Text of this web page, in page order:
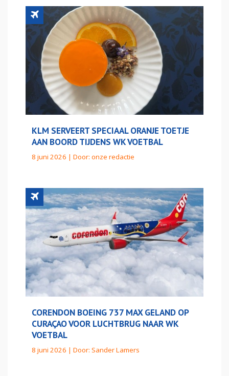
KLM SERVEERT SPECIAAL ORANJE TOETJE
AAN BOORD TIJDENS WK VOETBAL
8 juni 2026 | Door: onze redactie
CORENDON BOEING 737 MAX GELAND OP
CURAÇAO VOOR LUCHTBRUG NAAR WK
VOETBAL
8 juni 2026 | Door: Sander Lamers